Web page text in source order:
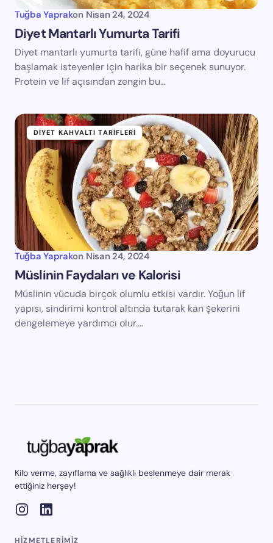
Tuğba Yaprakon Nisan 24, 2024
Diyet Mantarlı Yumurta Tarifi
Diyet mantarlı yumurta tarifi, güne hafif ama doyurucu
başlamak isteyenler için harika bir seçenek sunuyor.
Protein ve lif açısından zengin bu…
DIYET KAHVALTI TARIFLERI
Tuğba Yaprakon Nisan 24, 2024
Müslinin Faydaları ve Kalorisi
Müslinin vücuda birçok olumlu etkisi vardır. Yoğun lif
yapısı, sindirimi kontrol altında tutarak kan şekerini
dengelemeye yardımcı olur.…
Kilo verme, zayıflama ve sağlıklı beslenmeye dair merak
ettiğiniz herşey!
HIZMETLERIMIZ